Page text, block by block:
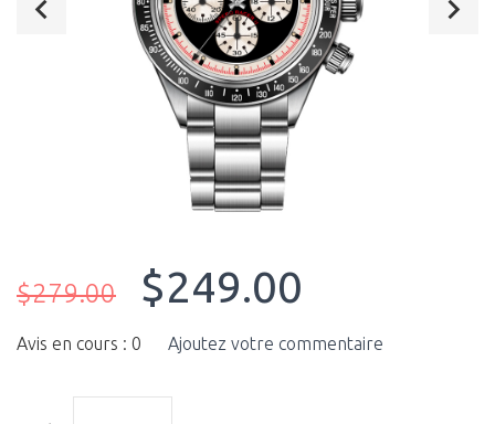
$279.00 $249.00
Avis en cours : 0 Ajoutez votre commentaire